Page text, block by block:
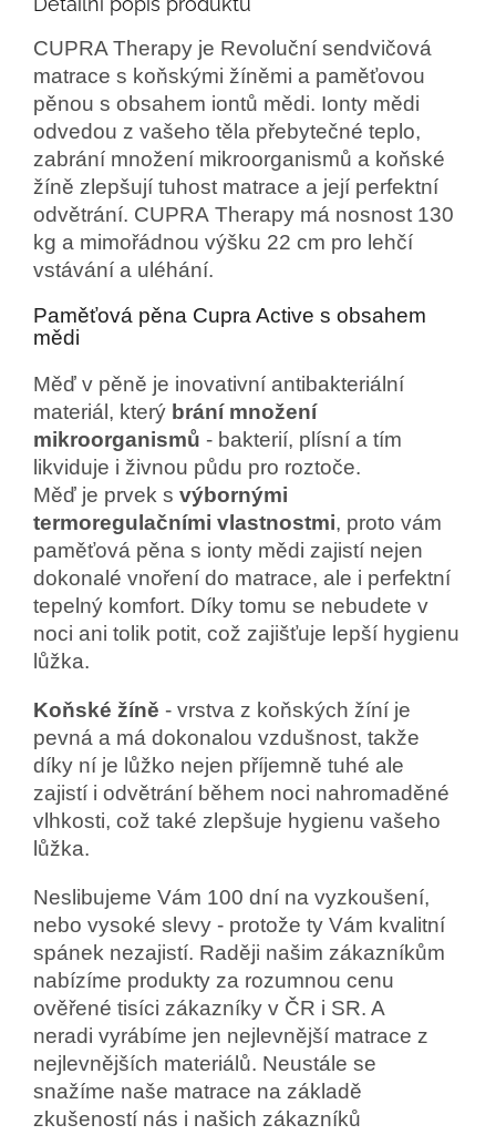
CUPRA Therapy je Revoluční sendvičová
matrace s koňskými žíněmi a paměťovou
pěnou s obsahem iontů mědi. Ionty mědi
odvedou z vašeho těla přebytečné teplo,
zabrání množení mikroorganismů a koňské
žíně zlepšují tuhost matrace a její perfektní
odvětrání. CUPRA Therapy má nosnost 130
kg a mimořádnou výšku 22 cm pro lehčí
vstávání a uléhání.
Paměťová pěna Cupra Active s obsahem
mědi
Měď v pěně je inovativní antibakteriální
materiál, který brání množení
mikroorganismů - bakterií, plísní a tím
likviduje i živnou půdu pro roztoče.
Měď je prvek s výbornými
termoregulačními vlastnostmi, proto vám
paměťová pěna s ionty mědi zajistí nejen
dokonalé vnoření do matrace, ale i perfektní
tepelný komfort. Díky tomu se nebudete v
noci ani tolik potit, což zajišťuje lepší hygienu
lůžka.
Koňské žíně - vrstva z koňských žíní je
pevná a má dokonalou vzdušnost, takže
díky ní je lůžko nejen příjemně tuhé ale
zajistí i odvětrání během noci nahromaděné
vlhkosti, což také zlepšuje hygienu vašeho
lůžka.
Neslibujeme Vám 100 dní na vyzkoušení,
nebo vysoké slevy - protože ty Vám kvalitní
spánek nezajistí. Raději našim zákazníkům
nabízíme produkty za rozumnou cenu
ověřené tisíci zákazníky v ČR i SR. A
neradi vyrábíme jen nejlevnější matrace z
nejlevnějších materiálů. Neustále se
snažíme naše matrace na základě
zkušeností nás i našich zákazníků